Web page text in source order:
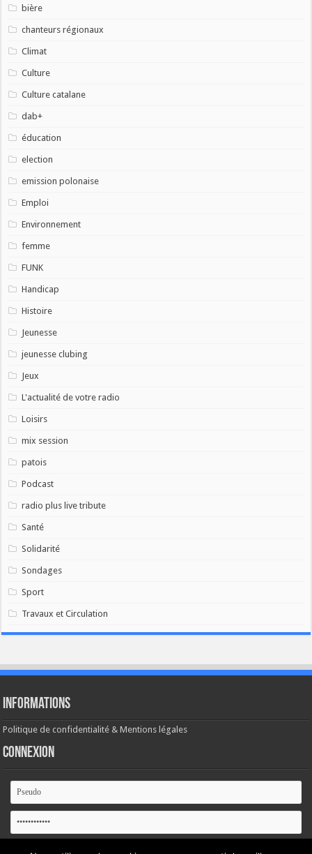
bière
chanteurs régionaux
Climat
Culture
Culture catalane
dab+
éducation
election
emission polonaise
Emploi
Environnement
femme
FUNK
Handicap
Histoire
Jeunesse
jeunesse clubing
Jeux
L'actualité de votre radio
Loisirs
mix session
patois
Podcast
radio plus live tribute
Santé
Solidarité
Sondages
Sport
Travaux et Circulation
Informations
Politique de confidentialité & Mentions légales
Connexion
Se souvenir de moi